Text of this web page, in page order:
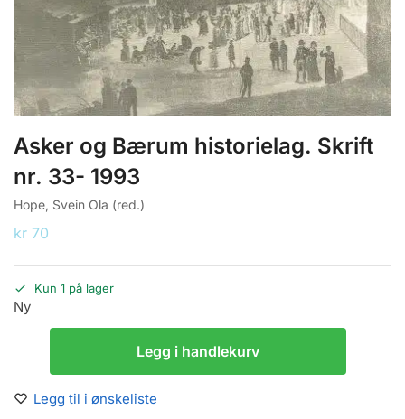
Asker og Bærum historielag. Skrift
nr. 33- 1993
Hope, Svein Ola (red.)
kr 70
Kun 1 på lager
Ny
Legg i handlekurv
Legg til i ønskeliste